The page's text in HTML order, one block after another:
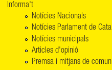
Informa't
Notícies Nacionals
Notícies Parlament de
Notícies municipals
Articles d'opinió
Premsa i mitjans de